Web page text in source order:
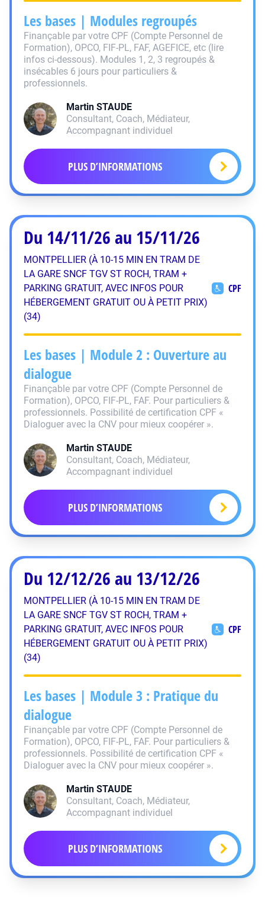
Les bases | Modules regroupés
Finançable par votre CPF (Compte Personnel de
Formation), OPCO, FIF-PL, FAF, AGEFICE, etc (lire
infos ci-dessous). Modules 1, 2, 3 regroupés &
insécables 6 jours pour particuliers &
professionnels.
Martin STAUDE
Consultant, Coach, Médiateur,
Accompagnant individuel
PLUS D’INFORMATIONS
Du 14/11/26 au 15/11/26
MONTPELLIER (À 10-15 MIN EN TRAM DE
LA GARE SNCF TGV ST ROCH, TRAM +
PARKING GRATUIT, AVEC INFOS POUR
HÉBERGEMENT GRATUIT OU À PETIT PRIX)
(34)
CPF
Les bases | Module 2 : Ouverture au
dialogue
Finançable par votre CPF (Compte Personnel de
Formation), OPCO, FIF-PL, FAF. Pour particuliers &
professionnels. Possibilité de certification CPF «
Dialoguer avec la CNV pour mieux coopérer ».
Martin STAUDE
Consultant, Coach, Médiateur,
Accompagnant individuel
PLUS D’INFORMATIONS
Du 12/12/26 au 13/12/26
MONTPELLIER (À 10-15 MIN EN TRAM DE
LA GARE SNCF TGV ST ROCH, TRAM +
PARKING GRATUIT, AVEC INFOS POUR
HÉBERGEMENT GRATUIT OU À PETIT PRIX)
(34)
CPF
Les bases | Module 3 : Pratique du
dialogue
Finançable par votre CPF (Compte Personnel de
Formation), OPCO, FIF-PL, FAF. Pour particuliers &
professionnels. Possibilité de certification CPF «
Dialoguer avec la CNV pour mieux coopérer ».
Martin STAUDE
Consultant, Coach, Médiateur,
Accompagnant individuel
PLUS D’INFORMATIONS